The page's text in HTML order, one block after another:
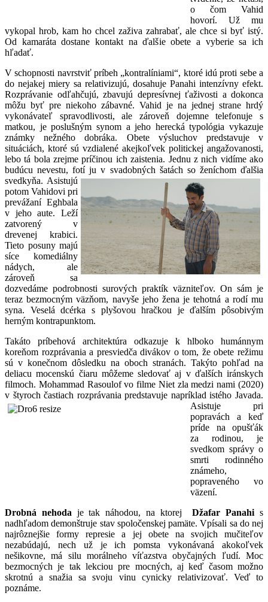
o čom Vahid
hovorí. Už mu
vykopal hrob, kam ho chcel zaživa zahrabať, ale chce si byť istý.
Od kamaráta dostane kontakt na ďalšie obete a vyberie sa ich
hľadať.
V schopnosti navrstviť príbeh „kontralíniami“, ktoré idú proti sebe a
do nejakej miery sa relativizujú, dosahuje Panahi intenzívny efekt.
Rozprávanie odľahčujú, zbavujú depresívnej ťaživosti a dokonca
môžu byť pre niekoho zábavné. Vahid je na jednej strane hrdý
vykonávateľ spravodlivosti, ale zároveň dojemne telefonuje s
matkou, je poslušným synom a jeho herecká typológia vykazuje
známky nežného dobráka. Obete výsluchov predstavuje v
situáciách, ktoré sú vzdialené akejkoľvek politickej angažovanosti,
lebo tá bola zrejme príčinou ich zaistenia. Jednu z nich vidíme ako
budúcu nevestu, fotí ju v svadobných šatách so ženíchom ďalšia
svedkyňa. Asistujú
potom Vahidovi pri
prevážaní Eghbala
v jeho aute. Leží
zatvorený v
drevenej krabici.
Tieto posuny majú
síce komediálny
nádych, ale
zároveň sa
dozvedáme podrobnosti surových praktík väzniteľov. On sám je
teraz bezmocným väzňom, navyše jeho žena je tehotná a rodí mu
syna. Veselá dcérka s plyšovou hračkou je ďalším pôsobivým
herným kontrapunktom.
Takáto príbehová architektúra odkazuje k hlboko humánnym
koreňom rozprávania a presviedča divákov o tom, že obete režimu
sú v konečnom dôsledku na oboch stranách. Takýto pohľad na
deliacu mocenskú čiaru môžeme sledovať aj v ďalších iránskych
filmoch. Mohammad Rasoulof vo filme Niet zla medzi nami (2020)
v štyroch častiach rozprávania predstavuje napríklad istého Javada.
Asistuje pri
popravách a keď
príde na opušťák
za rodinou, je
svedkom správy o
smrti rodinného
známeho,
popraveného vo
väzení.
Drobná nehoda je tak náhodou, na ktorej Džafar Panahi s
nadhľadom demonštruje stav spoločenskej pamäte. Vpísali sa do nej
najrôznejšie formy represie a jej obete na svojich mučiteľov
nezabúdajú, nech už je ich pomsta vykonávaná akokoľvek
nešikovne, má silu morálneho víťazstva obyčajných ľudí. Moc
bezmocných je tak lekciou pre mocných, aj keď časom možno
skrotnú a snažia sa svoju vinu cynicky relativizovať. Veď to
poznáme.